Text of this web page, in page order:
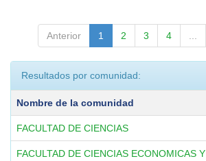
Anterior 1 2 3 4
Resultados por comunidad:
Nombre de la comunidad
FACULTAD DE CIENCIAS
FACULTAD DE CIENCIAS ECONOMICAS Y